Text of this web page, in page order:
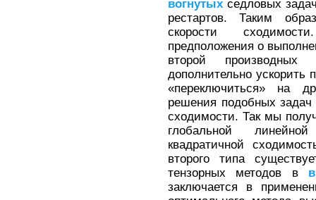
вогнутых седловых
рестартов. Таким
скорости
предположения о
второй производных
дополнительно
«переключиться» на
решения подобных задач
сходимости. Так мы
глобальной
квадратичной
второго типа
тензорных методов в
заключается в